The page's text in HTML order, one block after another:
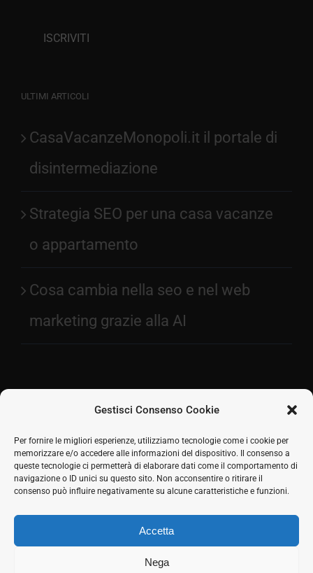
Gestisci Consenso Cookie
Per fornire le migliori esperienze, utilizziamo tecnologie come i cookie per
memorizzare e/o accedere alle informazioni del dispositivo. Il consenso a
queste tecnologie ci permetterà di elaborare dati come il comportamento di
navigazione o ID unici su questo sito. Non acconsentire o ritirare il
consenso può influire negativamente su alcune caratteristiche e funzioni.
Accetta
Nega
ULTIMI ARTICOLI
CasaVacanzeMonopoli.it il portale di
disintermediazione
Strategia SEO per una casa vacanze
o appartamento
Cosa cambia nella seo e nel web
marketing grazie alla AI
2026 © SH Web s.r.l. Via Tre Settembre, 11 47891
Dogana (RSM) | Tel:0549 941579Cell. 339 125 8380 |
COE SM21512
Seguici sui social
Facebook
Twitter
LinkedIn